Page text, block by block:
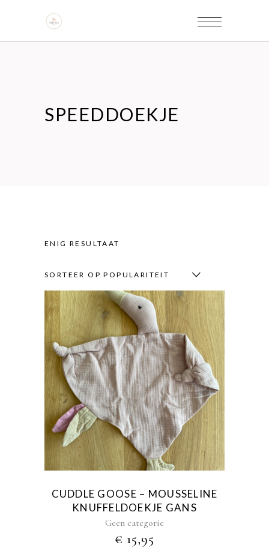
SPEEDDOEKJE
ENIG RESULTAAT
SORTEER OP POPULARITEIT
Dit
product
heeft
meerdere
variaties.
Deze
optie
kan
worden
op
de
productpagina
CUDDLE GOOSE – MOUSSELINE
KNUFFELDOEKJE GANS
Geen categorie
€ 15,95